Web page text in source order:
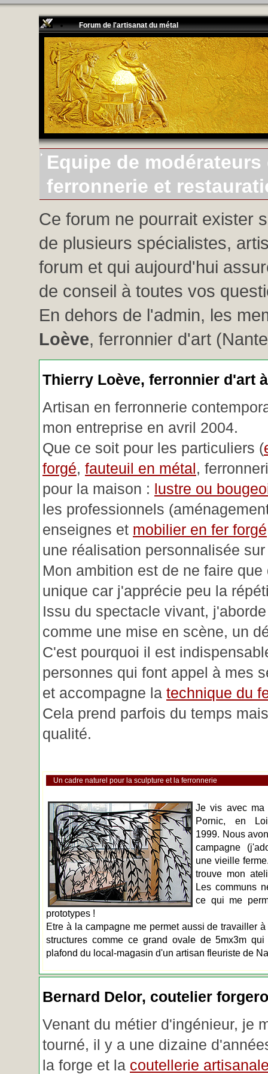
Forum de l'artisanat du métal
Equipe de
ferronnerie et
Ce forum ne pourrait exister
de plusieurs spécialistes,
forum et qui aujourd'hui
de conseil à toutes vos
En dehors de l'admin, les
Loève, ferronnier d'art
Thierry Loève, ferronnier d'art
Artisan en ferronnerie
mon entreprise en avril 2004.
Que ce soit pour les particuliers (
forgé, fauteuil en métal,
pour la maison : lustre ou
les professionnels
enseignes et mobilier en fer forgé
une réalisation personnalisée
Mon ambition est de ne faire que
unique car j'apprécie peu la
Issu du spectacle vivant,
comme une mise en scène, un
C'est pourquoi il est
personnes qui font appel à mes
et accompagne la technique du
Cela prend parfois du temps
qualité.
Un cadre naturel pour la sculpture et la ferronnerie
Je vis avec ma
Pornic, en
1999. Nous
campagne
une vieille
trouve mon
Les communs
ce qui me
prototypes !
Etre à la campagne me permet aussi de travailler
structures comme ce grand ovale de 5mx3m
plafond du local-magasin d'un artisan fleuriste de
Bernard Delor, coutelier
Venant du métier d'ingénieur, je
tourné, il y a une dizaine
la forge et la coutellerie